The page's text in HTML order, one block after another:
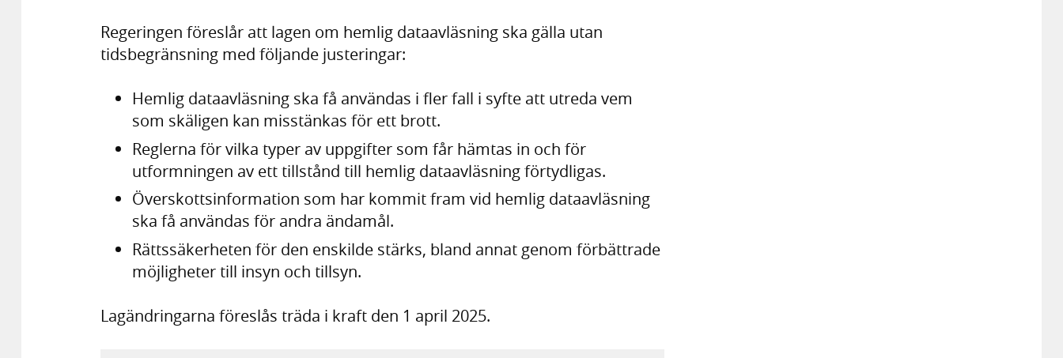
Regeringen föreslår att lagen om hemlig dataavläsning ska gälla utan
tidsbegränsning med följande justeringar:
Hemlig dataavläsning ska få användas i fler fall i syfte att utreda vem
som skäligen kan misstänkas för ett brott.
Reglerna för vilka typer av uppgifter som får hämtas in och för
utformningen av ett tillstånd till hemlig dataavläsning förtydligas.
Överskottsinformation som har kommit fram vid hemlig dataavläsning
ska få användas för andra ändamål.
Rättssäkerheten för den enskilde stärks, bland annat genom förbättrade
möjligheter till insyn och tillsyn.
Lagändringarna föreslås träda i kraft den 1 april 2025.